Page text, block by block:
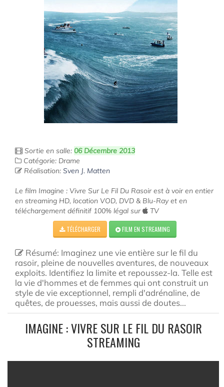
Sortie en salle: 06 Décembre 2013
Catégorie: Drame
Réalisation: Sven J. Matten
Le film Imagine : Vivre Sur Le Fil Du Rasoir est à voir en entier
en streaming HD, location VOD, DVD & Blu-Ray et en
téléchargement définitif 100% légal sur
TV
TÉLÉCHARGER FILM EN STREAMING
Résumé: Imaginez une vie entière sur le fil du
rasoir, pleine de nouvelles aventures, de nouveaux
exploits. Identifiez la limite et repoussez-la. Telle est
la vie d'hommes et de femmes qui ont construit un
style de vie exceptionnel, rempli d'adrénaline, de
quêtes, de prouesses, mais aussi de doutes...
IMAGINE : VIVRE SUR LE FIL DU RASOIR
STREAMING